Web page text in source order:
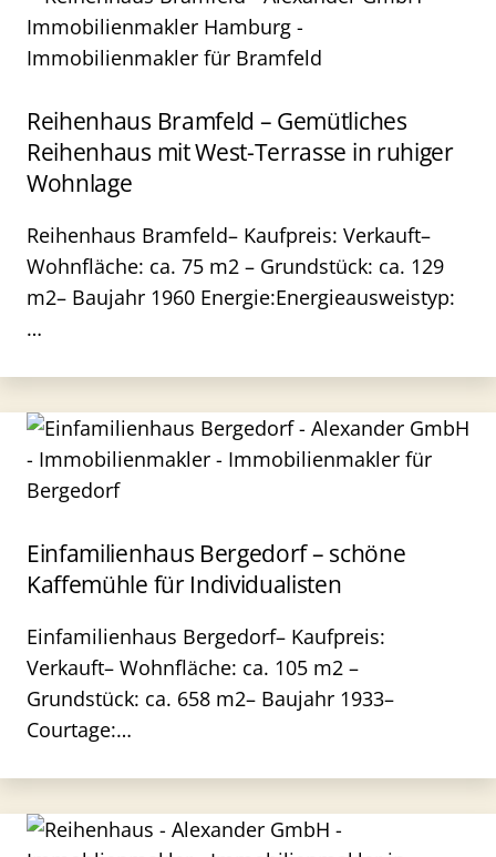
Reihenhaus Bramfeld – Gemütliches
Reihenhaus mit West-Terrasse in ruhiger
Wohnlage
Reihenhaus Bramfeld– Kaufpreis: Verkauft–
Wohnfläche: ca. 75 m2 – Grundstück: ca. 129
m2– Baujahr 1960 Energie:Energieausweistyp:
…
Einfamilienhaus Bergedorf – schöne
Kaffemühle für Individualisten
Einfamilienhaus Bergedorf– Kaufpreis:
Verkauft– Wohnfläche: ca. 105 m2 –
Grundstück: ca. 658 m2– Baujahr 1933–
Courtage:…